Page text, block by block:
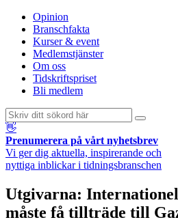
Opinion
Branschfakta
Kurser & event
Medlemstjänster
Om oss
Tidskriftspriset
Bli medlem
👋
Prenumerera på vårt nyhetsbrev
Vi ger dig aktuella, inspirerande och
nyttiga inblickar i tidningsbranschen
Utgivarna:
måste få tillträde till